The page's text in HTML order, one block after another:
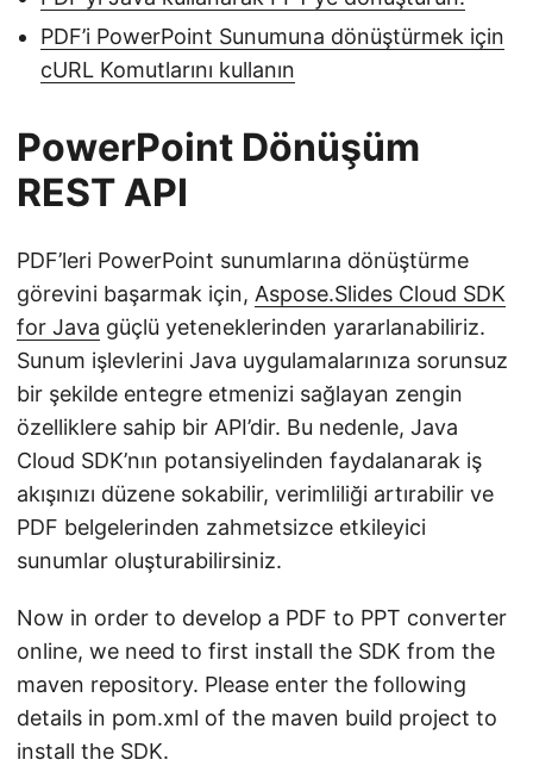
PDF’i PowerPoint Sunumuna dönüştürmek için
cURL Komutlarını kullanın
PowerPoint Dönüşüm
REST API
PDF’leri PowerPoint sunumlarına dönüştürme
görevini başarmak için, Aspose.Slides Cloud SDK
for Java güçlü yeteneklerinden yararlanabiliriz.
Sunum işlevlerini Java uygulamalarınıza sorunsuz
bir şekilde entegre etmenizi sağlayan zengin
özelliklere sahip bir API’dir. Bu nedenle, Java
Cloud SDK’nın potansiyelinden faydalanarak iş
akışınızı düzene sokabilir, verimliliği artırabilir ve
PDF belgelerinden zahmetsizce etkileyici
sunumlar oluşturabilirsiniz.
Now in order to develop a PDF to PPT converter
online, we need to first install the SDK from the
maven repository. Please enter the following
details in pom.xml of the maven build project to
install the SDK.